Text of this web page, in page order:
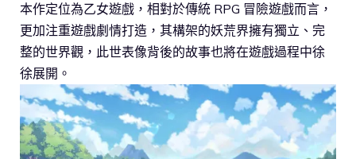
本作定位為乙女遊戲，相對於傳統 RPG 冒險遊戲而言，
更加注重遊戲劇情打造，其構架的妖荒界擁有獨立、完
整的世界觀，此世表像背後的故事也將在遊戲過程中徐
徐展開。